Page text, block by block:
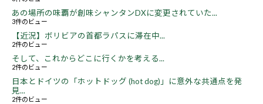
あの場所の味覇が創味シャンタンDXに変更されていた...
3件のビュー
【近況】ボリビアの首都ラパスに滞在中...
2件のビュー
そして、これからどこに行くかを考える...
2件のビュー
日本とドイツの「ホットドッグ (hot dog)」に意外な共通点を発
見...
2件のビュー